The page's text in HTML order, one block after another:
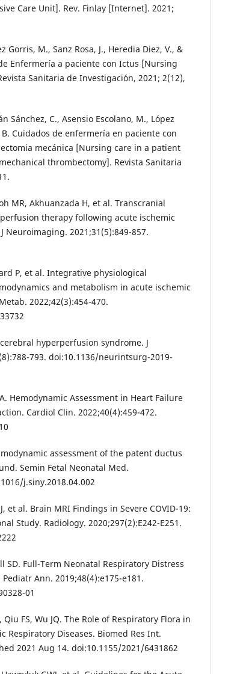
Care Unit]. Rev. Finlay [Internet]. 2021;
Gorris, M., Sanz Rosa, J., Heredia Diez, V., &
Enfermería a paciente con Ictus [Nursing
Sanitaria de Investigación, 2021; 2(12),
Sánchez, C., Asensio Escolano, M., López
Cuidados de enfermería en paciente con
mecánica [Nursing care in a patient
thrombectomy]. Revista Sanitaria
MR, Akhuanzada H, et al. Transcranial
therapy following acute ischemic
Neuroimaging. 2021;31(5):849-857.
P, et al. Integrative physiological
and metabolism in acute ischemic
2022;42(3):454-470.
hyperperfusion syndrome. J
793. doi:10.1136/neurintsurg-2019-
Hemodynamic Assessment in Heart Failure
Cardiol Clin. 2022;40(4):459-472.
assessment of the patent ductus
Semin Fetal Neonatal Med.
j.siny.2018.04.002
et al. Brain MRI Findings in Severe COVID-19:
Study. Radiology. 2020;297(2):E242-E251.
SD. Full-Term Neonatal Respiratory Distress
Ann. 2019;48(4):e175-e181.
01
Qiu FS, Wu JQ. The Role of Respiratory Flora in
Respiratory Diseases. Biomed Res Int.
2021 Aug 14. doi:10.1155/2021/6431862